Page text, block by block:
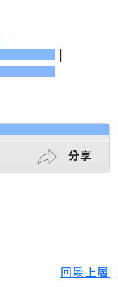
|
分享
回最上層